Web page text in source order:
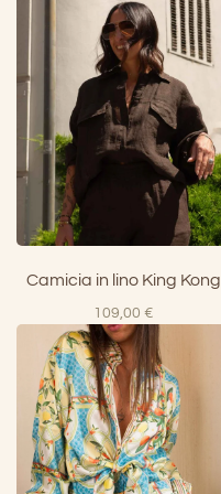
Camicia in lino King Kong
109,00 €